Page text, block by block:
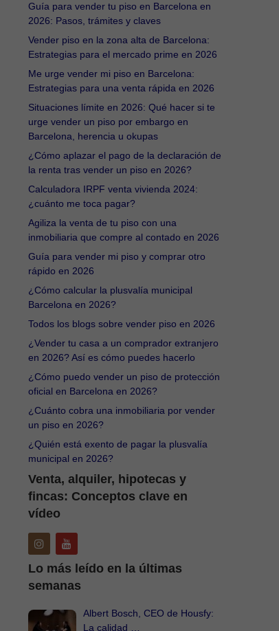
Guía para vender tu piso en Barcelona en
2026: Pasos, trámites y claves
Vender piso en la zona alta de Barcelona:
Estrategias para el mercado prime en 2026
Me urge vender mi piso en Barcelona:
Estrategias para una venta rápida en 2026
Situaciones límite en 2026: Qué hacer si te
urge vender un piso por embargo en
Barcelona, herencia u okupas
¿Cómo aplazar el pago de la declaración de
la renta tras vender un piso en 2026?
Calculadora IRPF venta vivienda 2024:
¿cuánto me toca pagar?
Agiliza la venta de tu piso con una
inmobiliaria que compre al contado en 2026
Guía para vender mi piso y comprar otro
rápido en 2026
¿Cómo calcular la plusvalía municipal
Barcelona en 2026?
Todos los blogs sobre vender piso en 2026
¿Vender tu casa a un comprador extranjero
en 2026? Así es cómo puedes hacerlo
¿Cómo puedo vender un piso de protección
oficial en Barcelona en 2026?
¿Cuánto cobra una inmobiliaria por vender
un piso en 2026?
¿Quién está exento de pagar la plusvalía
municipal en 2026?
Venta, alquiler, hipotecas y
fincas: Conceptos clave en
vídeo
Lo más leído en la últimas
semanas
Albert Bosch, CEO de Housfy:
La calidad …